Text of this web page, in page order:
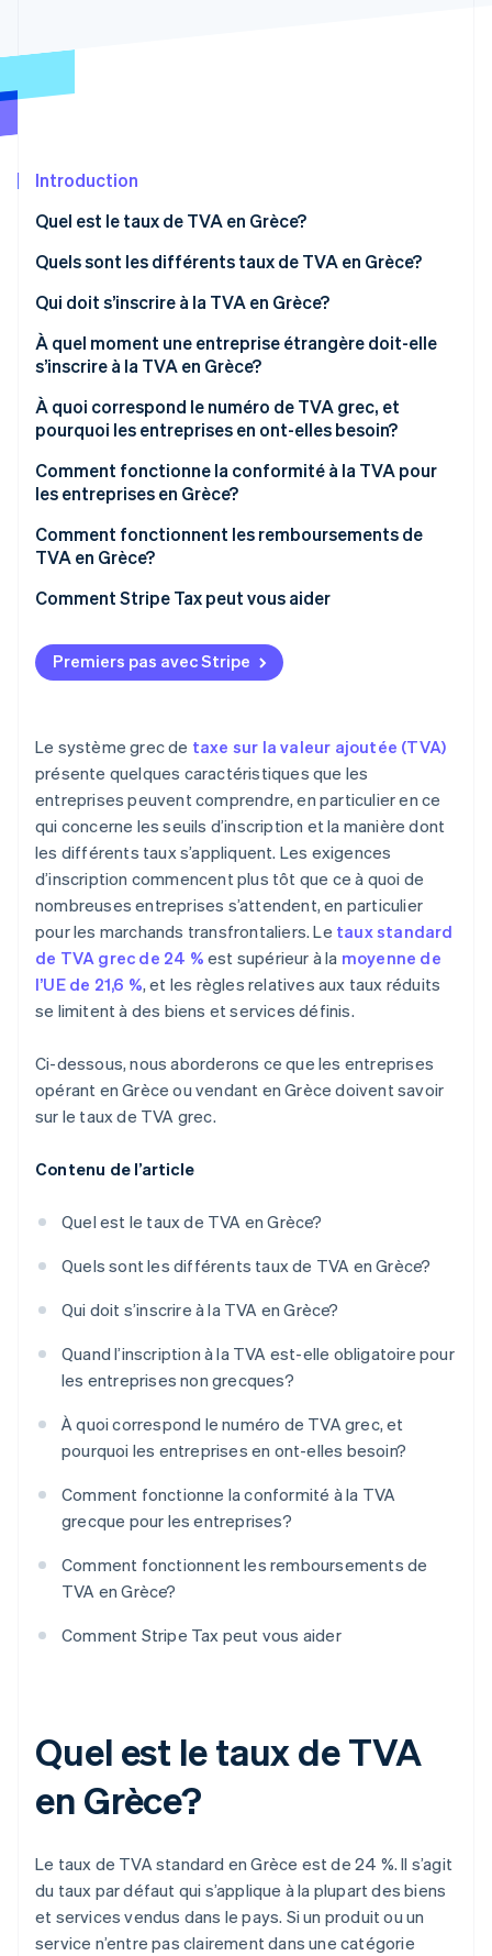
Élimination du carbone
Stripe Sessions 2026
Découvrez comment Stripe construit l’infrastructure
Regarder
Introduction
Quel est le taux de TVA en Grèce?
Quels sont les différents taux de TVA en Grèce?
Taux standard de 24 %
Taux réduit de 13 %
Taux 0 % (ou zéro)
Exemptions de TVA
Tarifs réduits pour les îles
Qui doit s’inscrire à la TVA en Grèce?
À quel moment une entreprise étrangère doit-elle
s’inscrire à la TVA en Grèce?
À quoi correspond le numéro de TVA grec, et
pourquoi les entreprises en ont-elles besoin?
Comment fonctionne la conformité à la TVA pour
les entreprises en Grèce?
Comment fonctionnent les remboursements de
TVA en Grèce?
Comment Stripe Tax peut vous aider
Premiers pas avec Stripe
Le système grec de taxe sur la valeur ajoutée (TVA)
présente quelques caractéristiques que les
entreprises peuvent comprendre, en particulier en ce
qui concerne les seuils d’inscription et la manière dont
les différents taux s’appliquent. Les exigences
d’inscription commencent plus tôt que ce à quoi de
nombreuses entreprises s’attendent, en particulier
pour les marchands transfrontaliers. Le taux standard
de TVA grec de 24 % est supérieur à la moyenne de
l’UE de 21,6 %, et les règles relatives aux taux réduits
se limitent à des biens et services définis.
Ci-dessous, nous aborderons ce que les entreprises
opérant en Grèce ou vendant en Grèce doivent savoir
sur le taux de TVA grec.
Contenu de l’article
Quel est le taux de TVA en Grèce?
Quels sont les différents taux de TVA en Grèce?
Qui doit s’inscrire à la TVA en Grèce?
Quand l’inscription à la TVA est-elle obligatoire pour
les entreprises non grecques?
À quoi correspond le numéro de TVA grec, et
pourquoi les entreprises en ont-elles besoin?
Comment fonctionne la conformité à la TVA
grecque pour les entreprises?
Comment fonctionnent les remboursements de
TVA en Grèce?
Comment Stripe Tax peut vous aider
Quel est le taux de TVA
en Grèce?
Le taux de TVA standard en Grèce est de 24 %. Il s’agit
du taux par défaut qui s’applique à la plupart des biens
et services vendus dans le pays. Si un produit ou un
service n’entre pas clairement dans une catégorie